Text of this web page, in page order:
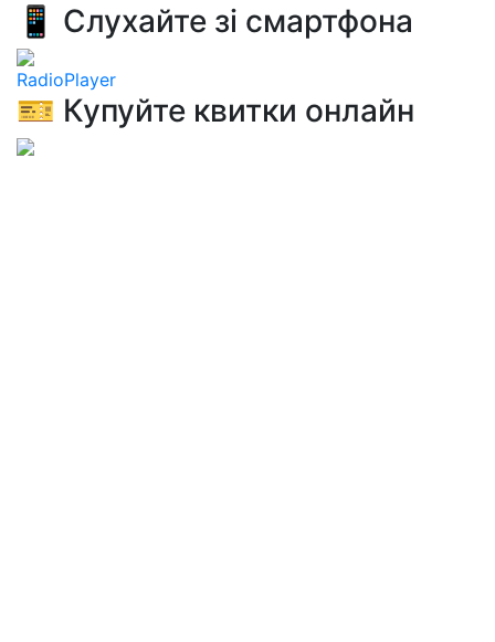
📱 Слухайте зі смартфона
RadioPlayer
🎫 Купуйте квитки онлайн